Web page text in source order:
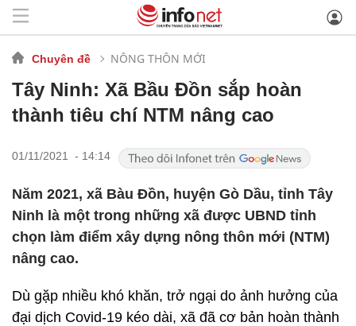
Chuyên đề NÔNG THÔN MỚI
Tây Ninh: Xã Bầu Đồn sắp hoàn
thành tiêu chí NTM nâng cao
01/11/2021 - 14:14
Năm 2021, xã Bàu Đồn, huyện Gò Dầu, tỉnh Tây
Ninh là một trong những xã được UBND tỉnh
chọn làm điểm xây dựng nông thôn mới (NTM)
nâng cao.
Dù gặp nhiều khó khăn, trở ngại do ảnh hưởng của
đại dịch Covid-19 kéo dài, xã đã cơ bản hoàn thành